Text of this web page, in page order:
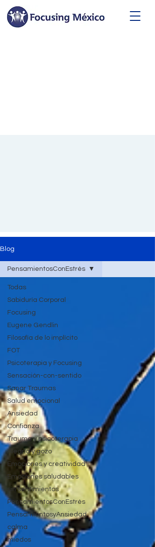
Blog
Todas
Sabiduría Corporal
Focusing
Eugene Gendlin
Filosofía de lo implícito
FOT
Psicoterapia y Focusing
Sensación-con-sentido
Sanar Traumas
Salud emocional
Ansiedad
Confianza
Trauma y psicoterapia
Alegría y gozo
Emociones y creatividad
Emociones saludables
sin sentimientos
PensamientosConEstrés
PensamientosyAnsiedad
calma
miedos
PensamientosConEstrés